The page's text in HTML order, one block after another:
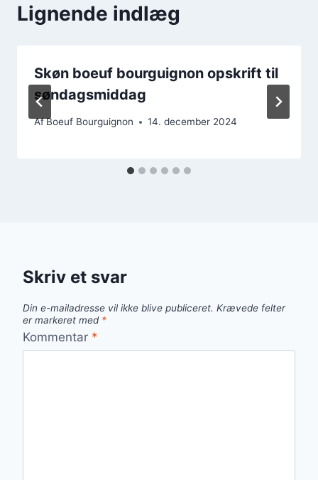
Lignende indlæg
Skøn boeuf bourguignon opskrift til
søndagsmiddag
AfBoeuf Bourguignon 14. december 2024
Skriv et svar
Din e-mailadresse vil ikke blive publiceret. Krævede felter
er markeret med *
Kommentar *